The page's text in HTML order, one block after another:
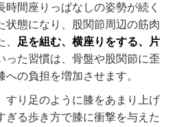
間座りっぱなしの姿勢が続く
状態になり、股関節周辺の筋肉
足を組む、横座りをする、片
った習慣は、骨盤や股関節に歪
の負担を増加させます。
すり足のように膝をあまり上げ
ぎる歩き方で膝に衝撃を与えた